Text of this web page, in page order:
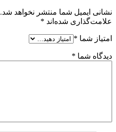
نشانی ایمیل شما منتشر نخواهد شد.
علامت‌گذاری شده‌اند *
امتیاز شما *
دیدگاه شما *